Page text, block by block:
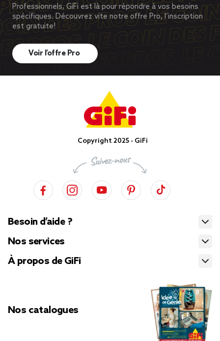
Professionnels, GiFi est là pour répondre à vos besoins
spécifiques. Découvrez vite notre offre Pro, l’inscription
est gratuite!
Voir l’offre Pro
Copyright 2025 - GiFi
Besoin d’aide ?
Nos services
À propos de GiFi
Nos catalogues